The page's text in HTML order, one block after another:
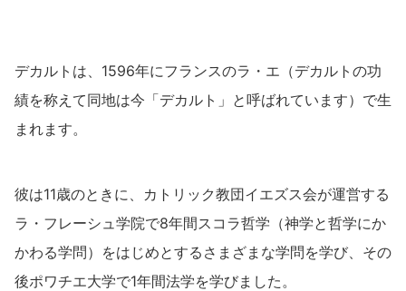
デカルトは、1596年にフランスのラ・エ（デカルトの功
績を称えて同地は今「デカルト」と呼ばれています）で生
まれます。
彼は11歳のときに、カトリック教団イエズス会が運営する
ラ・フレーシュ学院で8年間スコラ哲学（神学と哲学にか
かわる学問）をはじめとするさまざまな学問を学び、その
後ポワチエ大学で1年間法学を学びました。